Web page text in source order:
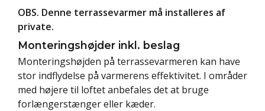
OBS. Denne terrassevarmer må installeres af
private.
Monteringshøjder inkl. beslag
Monteringshøjden på terrassevarmeren kan have
stor indflydelse på varmerens effektivitet. I områder
med højere til loftet anbefales det at bruge
forlængerstænger eller kæder.